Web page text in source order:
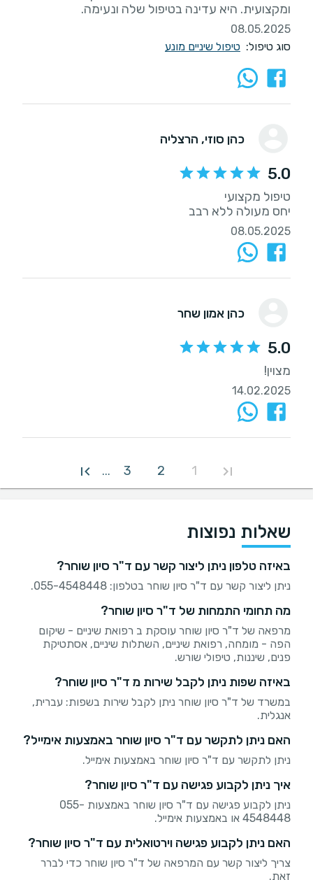
ומקצועית. היא עדינה בטיפול שלה ונעימה.
08.05.2025
סוג טיפול: טיפול שיניים מונע
כהן סוזי, הרצליה
5.0
יחס מעולה ללא רבב
08.05.2025
כהן אמון שחר
5.0
מצוין!
14.02.2025
1
2
3
...
שאלות נפוצות
באיזה טלפון ניתן ליצור קשר עם ד"ר סיון שוחר?
ניתן ליצור קשר עם ד"ר סיון שוחר בטלפון: 055-4548448.
מה תחומי התמחות של ד"ר סיון שוחר?
מרפאה של ד"ר סיון שוחר עוסקת ב רפואת שיניים - שיקום
הפה - מומחה, רפואת שיניים, השתלות שיניים, אסתטיקת
פנים, שיננות, טיפולי שורש.
באיזה שפות ניתן לקבל שירות מ ד"ר סיון שוחר?
במשרד של ד"ר סיון שוחר ניתן לקבל שירות בשפות: עברית,
אנגלית.
האם ניתן לתקשר עם ד"ר סיון שוחר באמצעות אימייל?
ניתן לתקשר עם ד"ר סיון שוחר באמצעות אימייל.
איך ניתן לקבוע פגישה עם ד"ר סיון שוחר?
ניתן לקבוע פגישה עם ד"ר סיון שוחר באמצעות 055-
4548448 או באמצעות אימייל.
האם ניתן לקבוע פגישה וירטואלית עם ד"ר סיון שוחר?
צריך ליצור קשר עם המרפאה של ד"ר סיון שוחר כדי לברר
זאת.